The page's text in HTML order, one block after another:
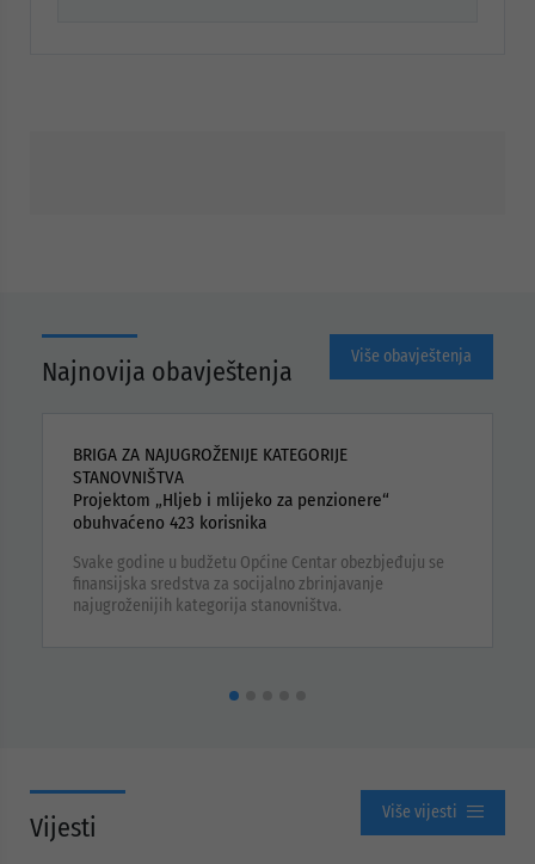
Više obavještenja
Najnovija obavještenja
BRIGA ZA NAJUGROŽENIJE KATEGORIJE
STANOVNIŠTVA
Projektom „Hljeb i mlijeko za penzionere“
obuhvaćeno 423 korisnika
Svake godine u budžetu Općine Centar obezbjeđuju se
finansijska sredstva za socijalno zbrinjavanje
najugroženijih kategorija stanovništva.
Više vijesti
Vijesti